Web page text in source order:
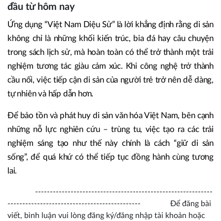
đầu từ hôm nay
Ứng dụng “Việt Nam Diệu Sử” là lời khẳng định rằng di sản
không chỉ là những khối kiến trúc, bia đá hay câu chuyện
trong sách lịch sử, mà hoàn toàn có thể trở thành một trải
nghiệm tương tác giàu cảm xúc. Khi công nghệ trở thành
cầu nối, việc tiếp cận di sản của người trẻ trở nên dễ dàng,
tự nhiên và hấp dẫn hơn.
Để bảo tồn và phát huy di sản văn hóa Việt Nam, bên cạnh
những nỗ lực nghiên cứu – trùng tu, việc tạo ra các trải
nghiệm sáng tạo như thế này chính là cách “giữ di sản
sống”, để quá khứ có thể tiếp tục đồng hành cùng tương
lai.
------------------------------------------------------------
--------------------------------------------- Để đăng bài
viết, bình luận vui lòng đăng ký/đăng nhập tài khoản hoặc